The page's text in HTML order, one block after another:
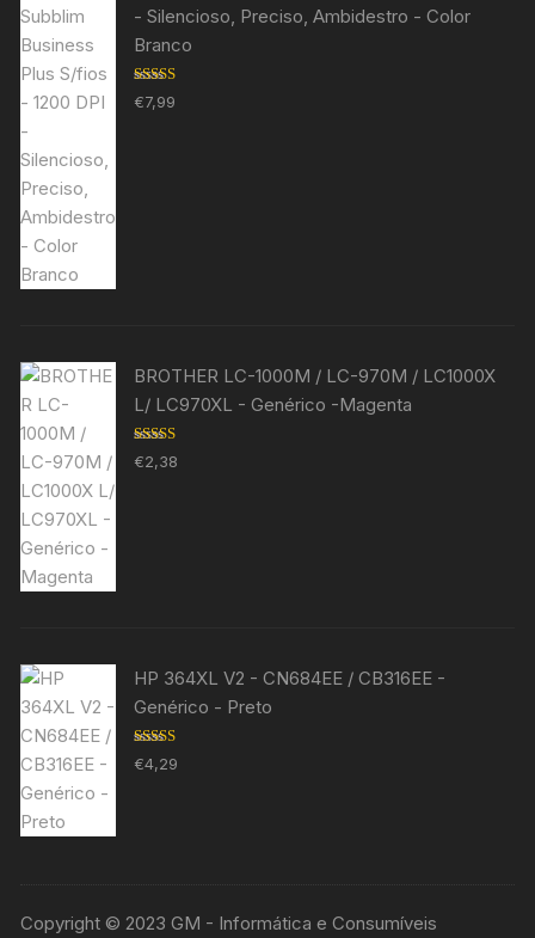
- Silencioso, Preciso, Ambidestro - Color
Branco
Avaliação
5.00de 5
€7,99
BROTHER LC-1000M / LC-970M / LC1000X
L/ LC970XL - Genérico -Magenta
Avaliação
5.00de 5
€2,38
HP 364XL V2 - CN684EE / CB316EE -
Genérico - Preto
Avaliação
5.00de 5
€4,29
Copyright © 2023 GM - Informática e Consumíveis